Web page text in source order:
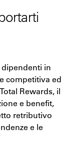
in
competitiva ed
Rewards, il
e benefit,
retributivo
e le